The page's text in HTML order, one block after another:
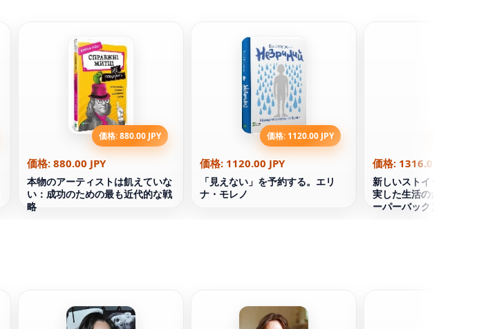
価格: 880.00 JPY
価格: 880.00 JPY
本物のアーティストは飢えていな
い：成功のための最も近代的な戦
略
価格: 1120.00 JPY
価格: 1120.00 JPY
「見えない」を予約する。エリ
ナ・モレノ
価格: 1316.00 JPY
新しいストイックを予
実した生活のためのレ
ーパーバック）